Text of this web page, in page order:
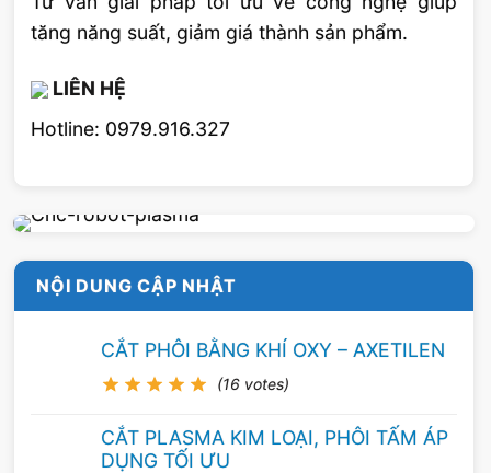
tăng năng suất, giảm giá thành sản phẩm.
LIÊN HỆ
Hotline: 0979.916.327
NỘI DUNG CẬP NHẬT
CẮT PHÔI BẰNG KHÍ OXY – AXETILEN
(16 votes)
CẮT PLASMA KIM LOẠI, PHÔI TẤM ÁP
DỤNG TỐI ƯU
– Các bằng cấp có liên
quan.
Hạn nộp
5/ 5 sao (15lượt đánh giá)